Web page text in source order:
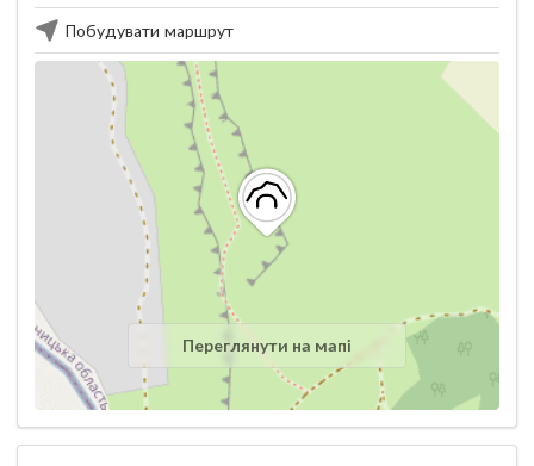
Побудувати маршрут
Переглянути на мапі